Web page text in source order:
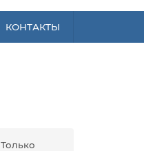
КОНТАКТЫ
Только